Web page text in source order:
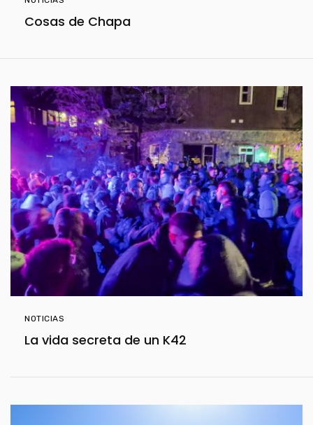
Cosas de Chapa
NOTICIAS
La vida secreta de un K42